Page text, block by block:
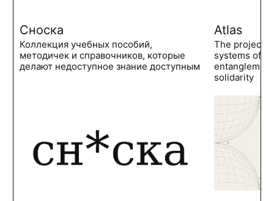
Сноска
Коллекция учебных пособий,
методичек и справочников, которые
делают недоступное знание доступным
Atlas
The project
systems of
solidarity